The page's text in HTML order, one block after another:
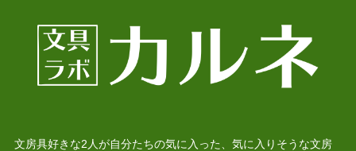
文房具好きな2人が自分たちの気に入った、気に入りそうな文房